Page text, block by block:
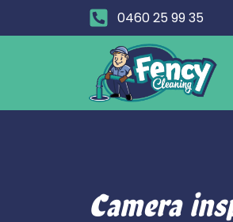
0460 25 99 35
Camera